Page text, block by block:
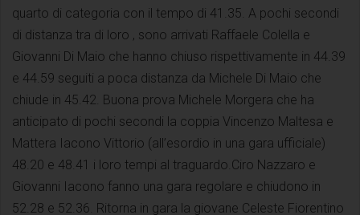
quarto di categoria con il tempo di 41.35. A pochi secondi
di distanza tra di loro , sono arrivati Raffaele Colella e
Giovanni Di Maio che hanno chiuso rispettivamente in 44.39
e 44.59 seguiti a poca distanza da Michele Di Maio che
chiude in 45.42. Buona prova Michele Morgera che ha
anticipato di pochi secondi la coppia Vincenzo Maltesa e
Mattera Iacono Vittorio (all’esordio in una gara ufficiale)
48.20 e 48.41 i loro tempi al traguardo.Ciro Nazzaro e
Giovanni Iacono fanno una gara regolare e chiudono in
52.28 e 52.36. Ritorna in gara la giovane Celeste Fiorentino